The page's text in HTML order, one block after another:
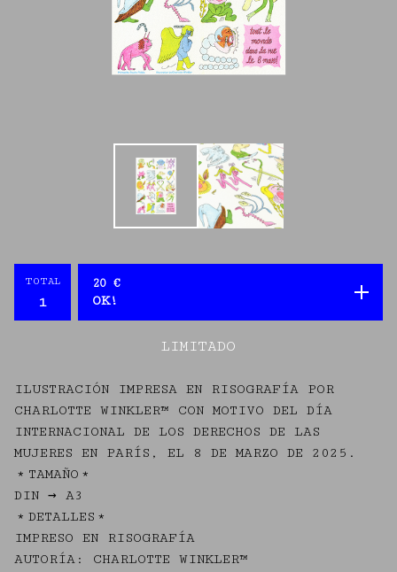
TOTAL 20 €
OK!
LIMITADO
ILUSTRACIÓN IMPRESA EN RISOGRAFÍA POR
CHARLOTTE WINKLER™ CON MOTIVO DEL DÍA
INTERNACIONAL DE LOS DERECHOS DE LAS
MUJERES EN PARÍS, EL 8 DE MARZO DE 2025.
﹡TAMAÑO﹡
DIN → A3
﹡DETALLES﹡
IMPRESO EN RISOGRAFÍA
AUTORÍA: CHARLOTTE WINKLER™